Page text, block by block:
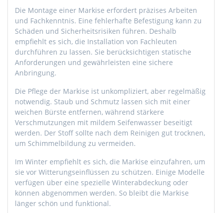
Die Montage einer Markise erfordert präzises Arbeiten
und Fachkenntnis. Eine fehlerhafte Befestigung kann zu
Schäden und Sicherheitsrisiken führen. Deshalb
empfiehlt es sich, die Installation von Fachleuten
durchführen zu lassen. Sie berücksichtigen statische
Anforderungen und gewährleisten eine sichere
Anbringung.
Die Pflege der Markise ist unkompliziert, aber regelmäßig
notwendig. Staub und Schmutz lassen sich mit einer
weichen Bürste entfernen, während stärkere
Verschmutzungen mit mildem Seifenwasser beseitigt
werden. Der Stoff sollte nach dem Reinigen gut trocknen,
um Schimmelbildung zu vermeiden.
Im Winter empfiehlt es sich, die Markise einzufahren, um
sie vor Witterungseinflüssen zu schützen. Einige Modelle
verfügen über eine spezielle Winterabdeckung oder
können abgenommen werden. So bleibt die Markise
länger schön und funktional.